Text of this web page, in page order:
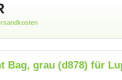
Bag, grau (d878) für